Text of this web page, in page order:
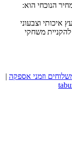
הנוכחי הוא:
איכותי וצבעוני
משחקי
וזמני אספקה |